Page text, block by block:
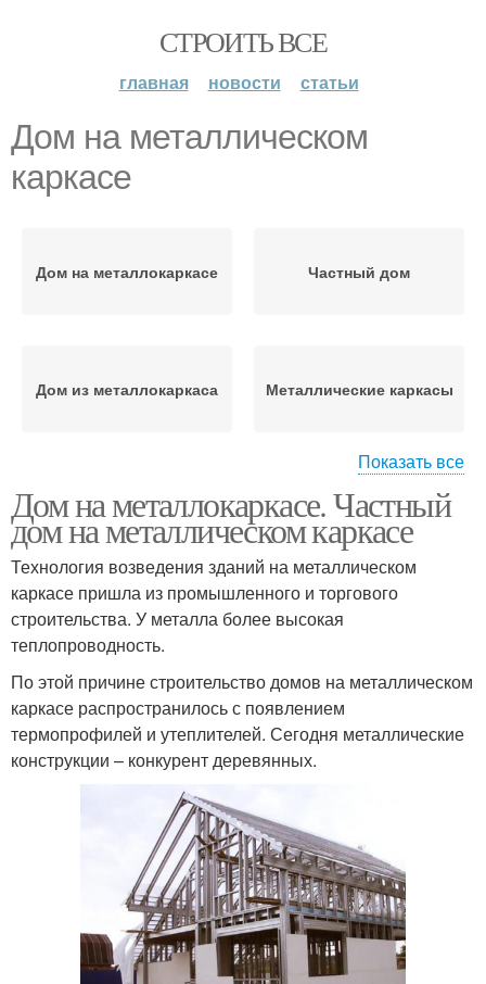
СТРОИТЬ ВСЕ
главная новости статьи
Дом на металлическом
каркасе
Дом на металлокаркасе Частный дом
Дом из металлокаркаса Металлические каркасы
Металлический каркас Сварной каркас
Показать все
Дом на металлокаркасе. Частный
дом на металлическом каркасе
Технология возведения зданий на металлическом
каркасе пришла из промышленного и торгового
строительства. У металла более высокая
теплопроводность.
По этой причине строительство домов на металлическом
каркасе распространилось с появлением
термопрофилей и утеплителей. Сегодня металлические
конструкции – конкурент деревянных.